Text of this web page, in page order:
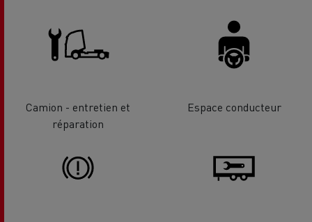
Camion - entretien et
réparation
Espace conducteur